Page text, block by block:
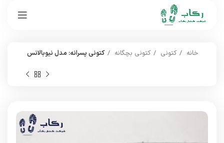
خانه کتونی کتونی بچگانه کتونی پسرانه: مدل نیوبالانس